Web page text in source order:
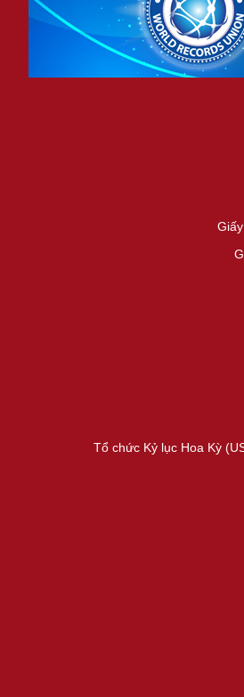
Tổ chức Kỷ lục Hoa Kỳ